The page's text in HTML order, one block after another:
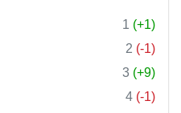
1 (+1)
2 (-1)
3 (+9)
4 (-1)